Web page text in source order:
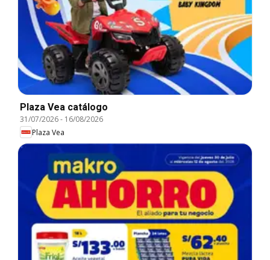
Plaza Vea catálogo
31/07/2026- 16/08/2026
Plaza Vea